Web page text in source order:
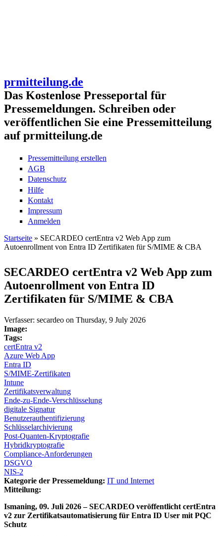
prmitteilung.de
Das Kostenlose Presseportal für
Pressemeldungen. Schreiben oder
veröffentlichen Sie eine Pressemitteilung
auf prmitteilung.de
Pressemitteilung erstellen
AGB
Datenschutz
Hilfe
Kontakt
Impressum
Anmelden
Sie sind hier
Startseite » SECARDEO certEntra v2 Web App zum
Autoenrollment von Entra ID Zertifikaten für S/MIME & CBA
SECARDEO certEntra v2 Web App zum
Autoenrollment von Entra ID
Zertifikaten für S/MIME & CBA
Verfasser: secardeo on Thursday, 9 July 2026
Image:
Tags:
certEntra v2
Azure Web App
Entra ID
S/MIME-Zertifikaten
Intune
Zertifikatsverwaltung
Ende-zu-Ende-Verschlüsselung
digitale Signatur
Benutzerauthentifizierung
Schlüsselarchivierung
Post-Quanten-Kryptografie
Hybridkryptografie
Compliance-Anforderungen
DSGVO
NIS-2
Kategorie der Pressemeldung: IT und Internet
Mitteilung:
Ismaning, 09. Juli 2026 – SECARDEO veröffentlicht certEntra
v2 zur Zertifikatsautomatisierung für Entra ID User mit PQC
Schutz